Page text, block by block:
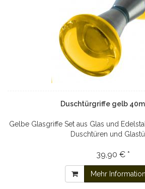
Duschtürgriffe gelb
Gelbe Glasgriffe Set aus Glas und
Duschtüren und
39,90 € *
Mehr